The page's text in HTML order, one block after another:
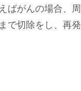
ばがんの場合、
で切除をし、再発